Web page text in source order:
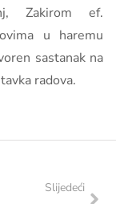
Zakirom ef.
u haremu
sastanak na
radova.
Slijedeći